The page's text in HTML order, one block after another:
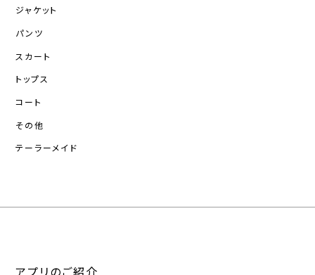
ジャケット
パンツ
スカート
トップス
コート
その他
テーラーメイド